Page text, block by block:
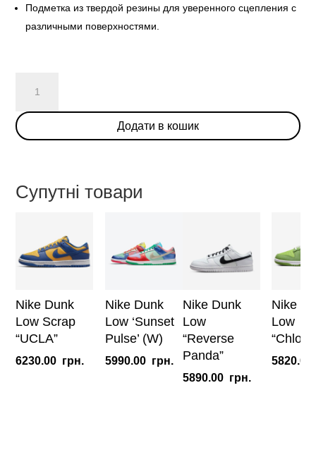
Подметка из твердой резины для уверенного сцепления с
различными поверхностями.
Dunk
Low
'Flip
(W)
Додати в кошик
Супутні товари
Nike Dunk
Low Scrap
“UCLA”
6230.00 грн.
Nike Dunk
Low ‘Sunset
Pulse’ (W)
5990.00 грн.
Nike Dunk
Low
“Reverse
Panda”
5890.00 грн.
Nike
Low
5820.00